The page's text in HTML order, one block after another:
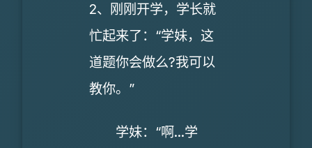
2、刚刚开学，学长就
忙起来了：“学妹，这
道题你会做么?我可以
教你。”
学妹：“啊...学